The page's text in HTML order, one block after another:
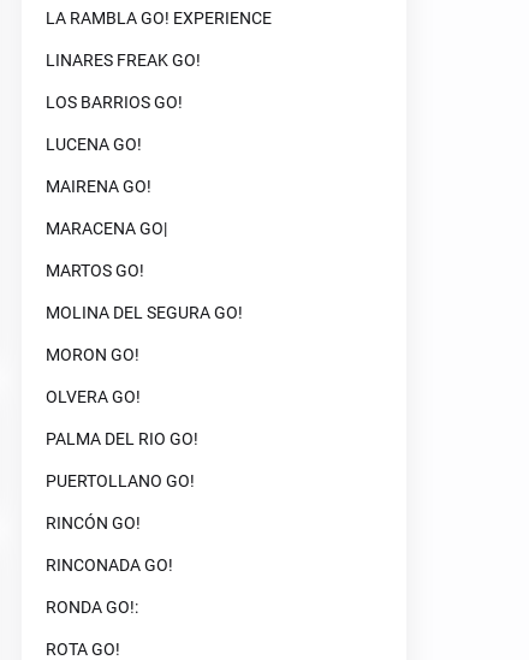
LA RAMBLA GO! EXPERIENCE
LINARES FREAK GO!
LOS BARRIOS GO!
LUCENA GO!
MAIRENA GO!
MARACENA GO|
MARTOS GO!
MOLINA DEL SEGURA GO!
MORON GO!
OLVERA GO!
PALMA DEL RIO GO!
PUERTOLLANO GO!
RINCÓN GO!
RINCONADA GO!
RONDA GO!:
ROTA GO!